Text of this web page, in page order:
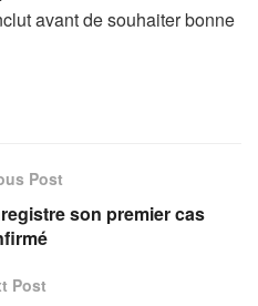
avant de souhaiter bonne
Post
son premier cas
Post